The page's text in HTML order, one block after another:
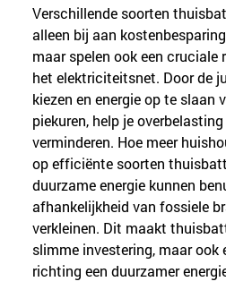
Verschillende soorten
alleen bij aan
maar spelen ook een
het elektriciteitsnet. Door de
kiezen en energie op te slaan
piekuren, help je
verminderen. Hoe meer
op efficiënte soorten
duurzame energie kunnen
afhankelijkheid van fossiele
verkleinen. Dit maakt
slimme investering, maar ook
richting een duurzamer